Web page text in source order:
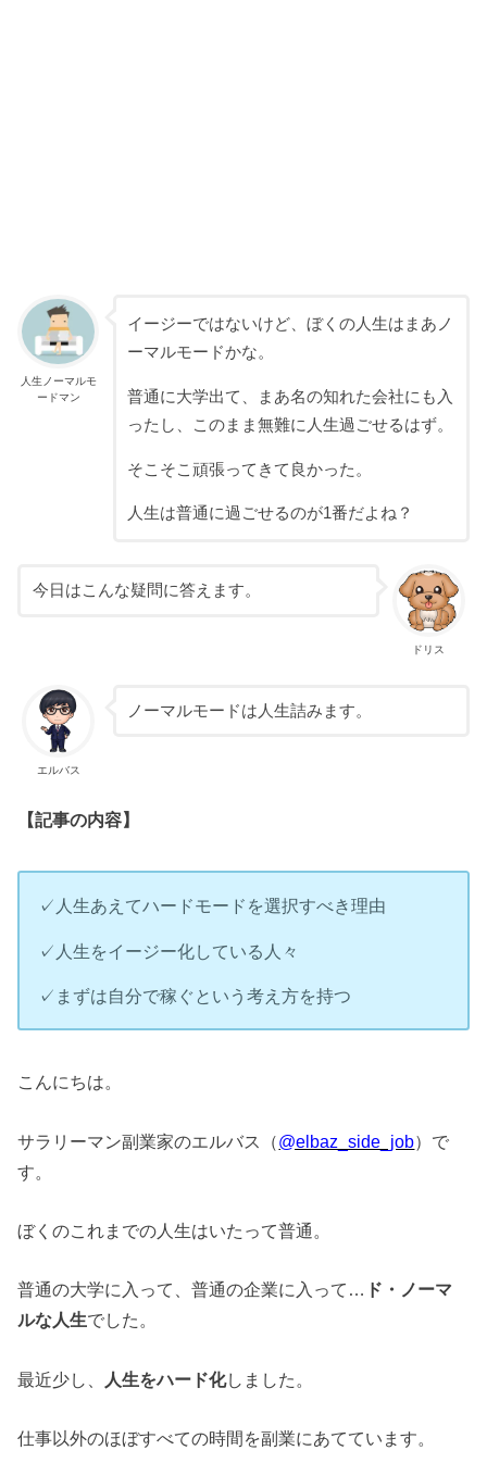
人生ノーマルモ
ードマン
イージーではないけど、ぼくの人生はまあノ
ーマルモードかな。
普通に大学出て、まあ名の知れた会社にも入
ったし、このまま無難に人生過ごせるはず。
そこそこ頑張ってきて良かった。
人生は普通に過ごせるのが1番だよね？
ドリス
今日はこんな疑問に答えます。
エルバス
ノーマルモードは人生詰みます。
【記事の内容】
✓人生あえてハードモードを選択すべき理由
✓人生をイージー化している人々
✓まずは自分で稼ぐという考え方を持つ
こんにちは。
サラリーマン副業家のエルバス（@elbaz_side_job）で
す。
ぼくのこれまでの人生はいたって普通。
普通の大学に入って、普通の企業に入って… ド・ノーマ
ルな人生でした。
最近少し、 人生をハード化しました。
仕事以外のほぼすべての時間を副業にあてています。